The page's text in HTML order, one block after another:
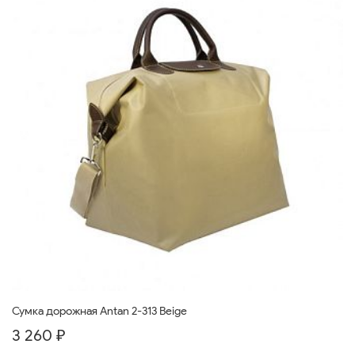
Сумка дорожная Antan 2-313 Beige
3 260 ₽